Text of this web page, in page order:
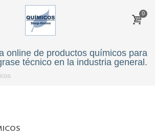
0
online de productos químicos para
técnico en la industria general.